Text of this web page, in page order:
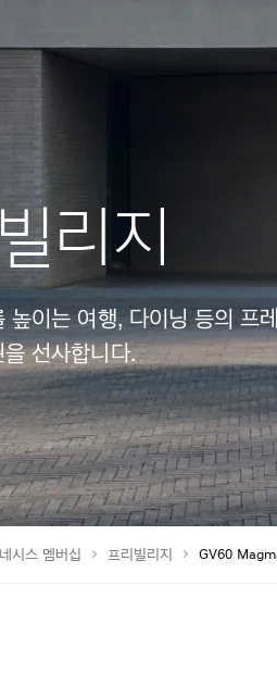
리지
높이는 여행, 다이닝 등의 프
선사합니다.
시스 멤버십 프리빌리지 GV60